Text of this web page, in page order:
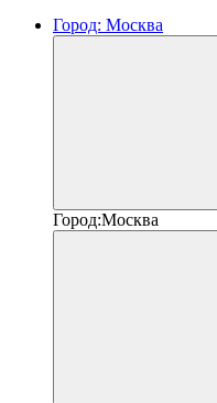
Город: Москва
Город:Москва